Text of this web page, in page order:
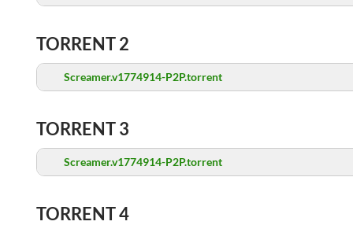
TORRENT 2
Screamer.v1774914-P2P.torrent
TORRENT 3
Screamer.v1774914-P2P.torrent
TORRENT 4